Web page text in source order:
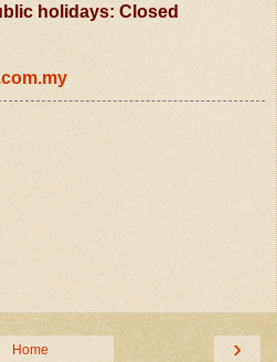
holidays: Closed
›
Home